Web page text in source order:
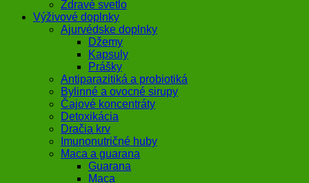
Zdravé svetlo
Výživové doplnky
Ajurvédske doplnky
Džemy
Kapsuly
Prášky
Antiparazitiká a probiotiká
Bylinné a ovocné sirupy
Čajové koncentráty
Detoxikácia
Dračia krv
Imunonutričné huby
Maca a guarana
Guarana
Maca